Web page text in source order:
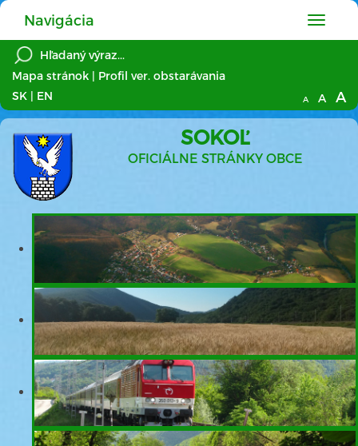
Hlavné
menu
Navigácia
Mapa stránok | Profil ver. obstarávania
SK | EN A A A
SOKOĽ
OFICIÁLNE STRÁNKY OBCE